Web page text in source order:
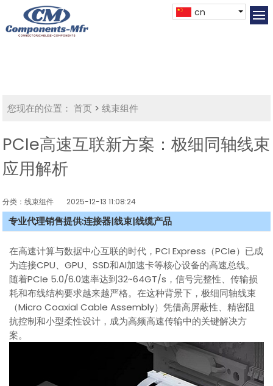
cn
您现在的位置： 首页 >线束组件
PCIe高速互联新方案：极细同轴线束
应用解析
分类：线束组件 2025-12-13 11:08:24
专业代理销售提供:连接器|线束|线缆产品
在高速计算与数据中心互联的时代，PCI Express（PCIe）已成
为连接CPU、GPU、SSD和AI加速卡等核心设备的高速总线。
随着PCIe 5.0/6.0速率达到32~64GT/s，信号完整性、传输损
耗和布线结构要求越来越严格。在这种背景下，极细同轴线束
（Micro Coaxial Cable Assembly）凭借高屏蔽性、精密阻
抗控制和小型柔性设计，成为高频高速传输中的关键解决方
案。